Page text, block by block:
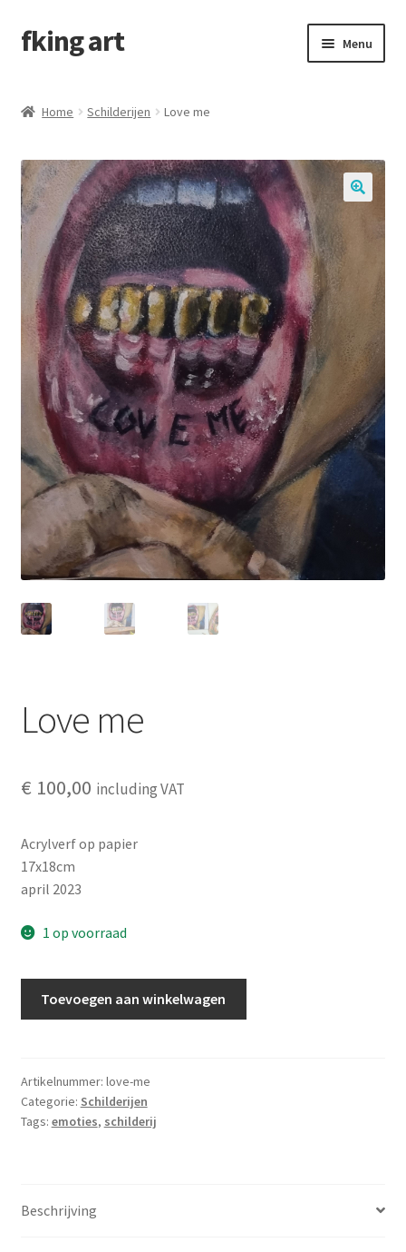
fking art Menu
Contactformulier
Home Schilderijen Love me
Love me
€ 100,00 including VAT
Acrylverf op papier
17x18cm
april 2023
1 op voorraad
Toevoegen aan winkelwagen
Artikelnummer: love-me
Categorie: Schilderijen
Tags: emoties, schilderij
Beschrijving